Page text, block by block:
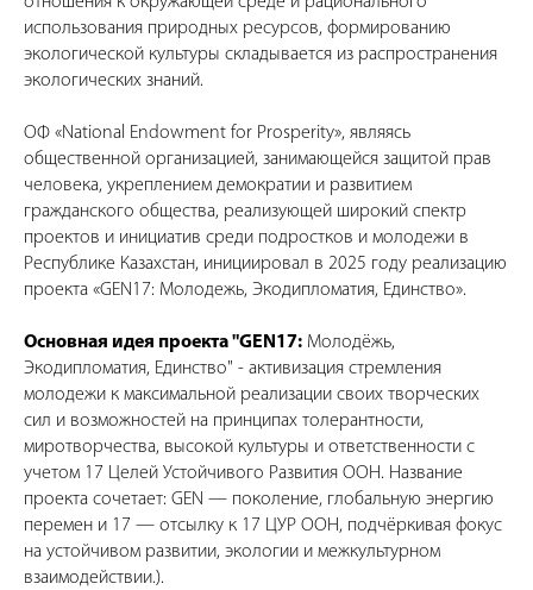
использования природных ресурсов, формированию
экологической культуры складывается из распространения
экологических знаний.
ОФ «National Endowment for Prosperity», являясь
общественной организацией, занимающейся защитой прав
человека, укреплением демократии и развитием
гражданского общества, реализующей широкий спектр
проектов и инициатив среди подростков и молодежи в
Республике Казахстан, инициировал в 2025 году реализацию
проекта «GEN17: Молодежь, Экодипломатия, Единство».
Основная идея проекта "GEN17: Молодёжь,
Экодипломатия, Единство" - активизация стремления
молодежи к максимальной реализации своих творческих
сил и возможностей на принципах толерантности,
миротворчества, высокой культуры и ответственности с
учетом 17 Целей Устойчивого Развития ООН. Название
проекта сочетает: GEN — поколение, глобальную энергию
перемен и 17 — отсылку к 17 ЦУР ООН, подчёркивая фокус
на устойчивом развитии, экологии и межкультурном
взаимодействии.).